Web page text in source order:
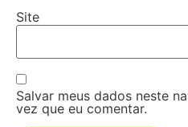
Site
Salvar meus dados neste
vez que eu comentar.